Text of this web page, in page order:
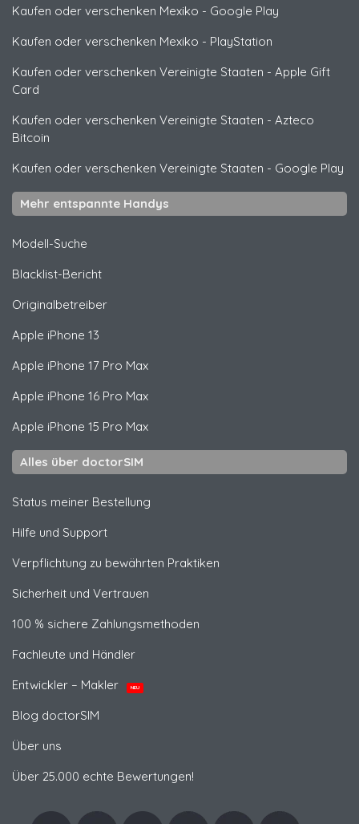
Kaufen oder verschenken Mexiko - Google Play
Kaufen oder verschenken Mexiko - PlayStation
Kaufen oder verschenken Vereinigte Staaten - Apple Gift
Card
Kaufen oder verschenken Vereinigte Staaten - Azteco
Bitcoin
Kaufen oder verschenken Vereinigte Staaten - Google Play
Mehr entspannte Handys
Modell-Suche
Blacklist-Bericht
Originalbetreiber
Apple iPhone 13
Apple iPhone 17 Pro Max
Apple iPhone 16 Pro Max
Apple iPhone 15 Pro Max
Alles über doctorSIM
Status meiner Bestellung
Hilfe und Support
Verpflichtung zu bewährten Praktiken
Sicherheit und Vertrauen
100 % sichere Zahlungsmethoden
Fachleute und Händler
Entwickler – Makler
NEU
Blog doctorSIM
Über uns
Über 25.000 echte Bewertungen!